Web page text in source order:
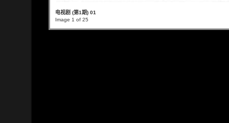
电视剧 (第1期) 01
Image 1 of 25